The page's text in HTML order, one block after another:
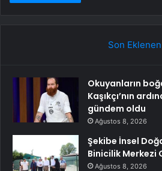
Son Eklenen
Okuyanların
Kaşıkçı’nın
gündem oldu
Ağustos 8, 2026
Şekibe İnsel
Binicilik Merkezi
Ağustos 8, 2026